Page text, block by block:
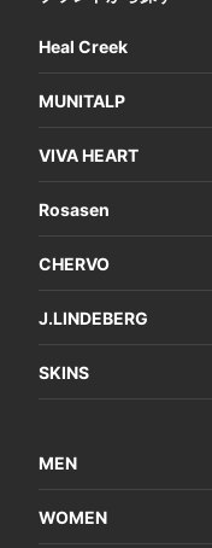
Heal Creek
MUNITALP
VIVA HEART
Rosasen
CHERVO
J.LINDEBERG
SKINS
MEN
WOMEN